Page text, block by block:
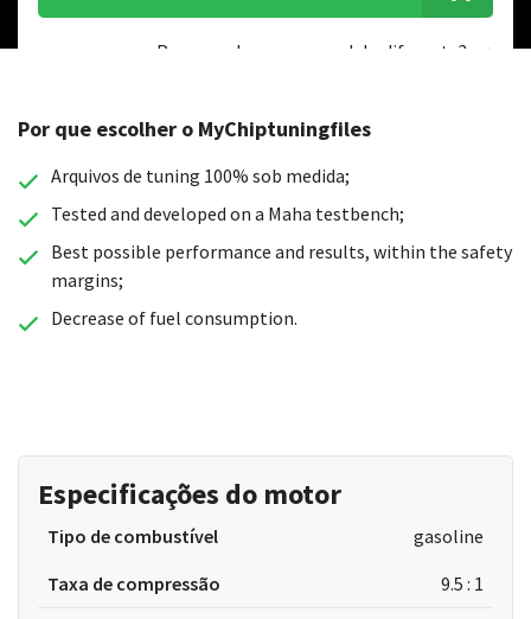
Procurando por um modelo diferente?
Por que escolher o MyChiptuningfiles
Arquivos de tuning 100% sob medida;
Tested and developed on a Maha testbench;
Best possible performance and results, within the safety
margins;
Decrease of fuel consumption.
Especificações do motor
Tipo de combustível
gasoline
Taxa de compressão
9.5 : 1